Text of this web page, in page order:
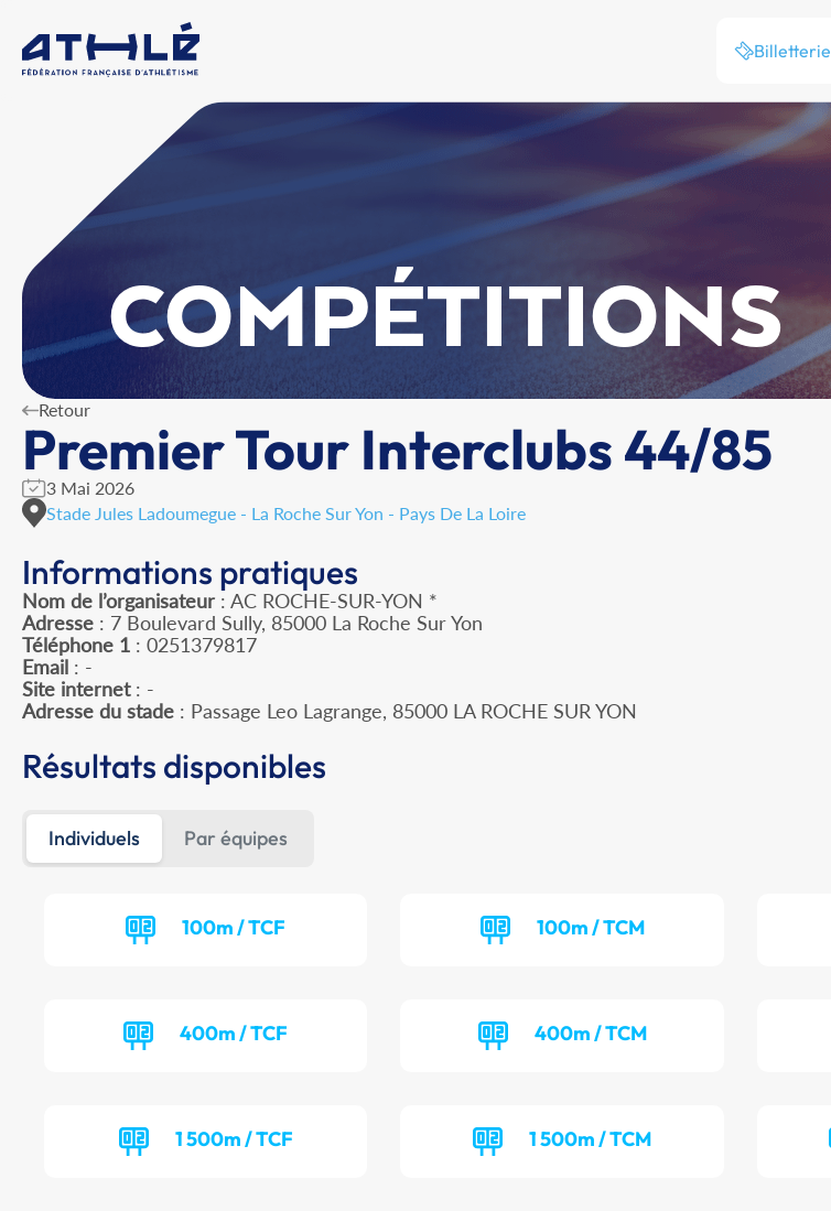
Billetterie
COMPÉTITIONS
Retour
Premier Tour Interclubs 44/85
3 Mai 2026
Stade Jules Ladoumegue - La Roche Sur Yon - Pays De La Loire
Informations pratiques
Nom de l’organisateur : AC ROCHE-SUR-YON *
Adresse : 7 Boulevard Sully, 85000 La Roche Sur Yon
Téléphone 1 : 0251379817
Email : -
Site internet: -
Adresse du stade : Passage Leo Lagrange, 85000 LA ROCHE SUR YON
Résultats disponibles
Individuels Par équipes
100m / TCF 100m / TCM
400m / TCF 400m / TCM
1 500m / TCF 1 500m / TCM